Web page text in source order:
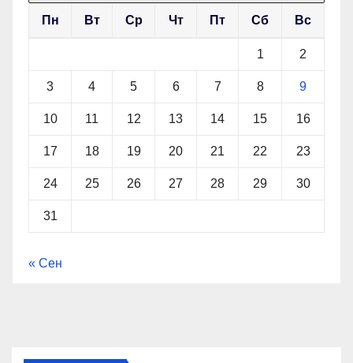
Пн Вт Ср Чт Пт Сб Вс
1 2
3 4 5 6 7 8 9
10 11 12 13 14 15 16
17 18 19 20 21 22 23
24 25 26 27 28 29 30
31
« Сен